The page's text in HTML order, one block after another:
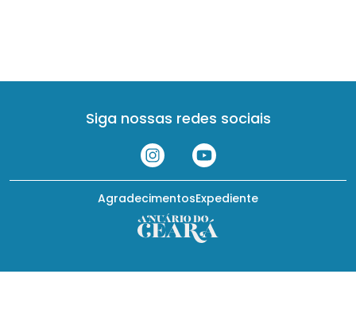
Siga nossas redes sociais
Expediente
Agradecimentos